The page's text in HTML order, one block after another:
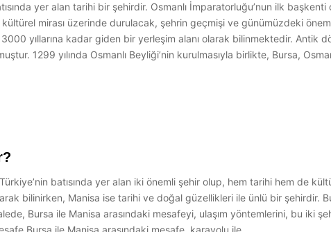
yer alan tarihi bir şehirdir. Osmanlı İmparatorluğu’nun ilk
mirası üzerinde durulacak, şehrin geçmişi ve günümüzdeki
yıllarına kadar giden bir yerleşim alanı olarak bilinmektedir. Antik
1299 yılında Osmanlı Beyliği’nin kurulmasıyla birlikte, Bursa,
batısında yer alan iki önemli şehir olup, hem tarihi hem de
bilinirken, Manisa ise tarihi ve doğal güzellikleri ile ünlü bir şehirdir.
Bursa ile Manisa arasındaki mesafeyi, ulaşım yöntemlerini, bu iki
Bursa ile Manisa arasındaki mesafe, karayolu ile…